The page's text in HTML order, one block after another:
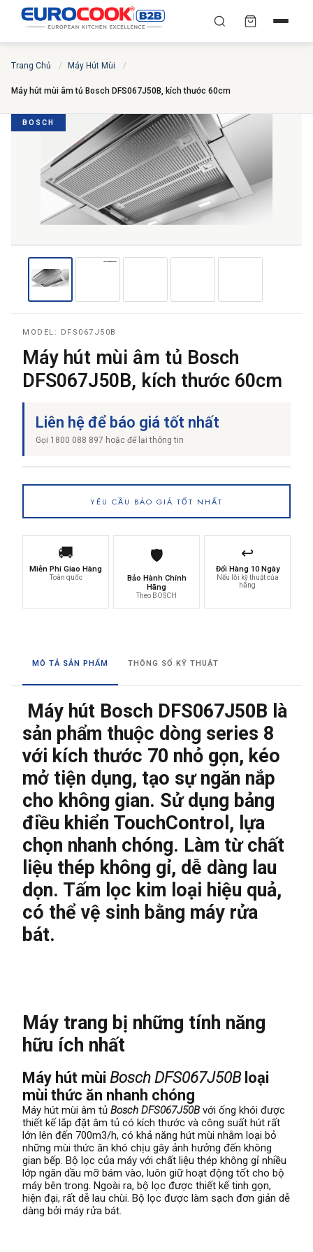
YÊU CẦU BÁO GIÁ TỐT
NHẤT
SỐ ĐIỆN THOẠI*
THÀNH PHỐ
THƯƠNG HIỆU
→ GỬI YÊU CẦU BÁO GIÁ
Trang Chủ / Máy Hút Mùi /
Máy hút mùi âm tủ Bosch DFS067J50B, kích thước 60cm
BOSCH
MODEL: DFS067J50B
Máy hút mùi âm tủ Bosch
DFS067J50B, kích thước 60cm
Liên hệ để báo giá tốt nhất
Gọi 1800 088 897 hoặc để lại thông tin
YÊU CẦU BÁO GIÁ TỐT NHẤT
🚚
Miễn Phí Giao Hàng
Toàn quốc
🛡️
Bảo Hành Chính
Hãng
Theo BOSCH
↩️
Đổi Hàng 10 Ngày
Nếu lỗi kỹ thuật của
hãng
MÔ TẢ SẢN PHẨM THÔNG SỐ KỸ THUẬT
Máy hút Bosch DFS067J50B là
sản phẩm thuộc dòng series 8
với kích thước 70 nhỏ gọn, kéo
mở tiện dụng, tạo sự ngăn nắp
cho không gian. Sử dụng bảng
điều khiển TouchControl, lựa
chọn nhanh chóng. Làm từ chất
liệu thép không gỉ, dễ dàng lau
dọn. Tấm lọc kim loại hiệu quả,
có thể vệ sinh bằng máy rửa
bát.
Máy trang bị những tính năng
hữu ích nhất
Máy hút mùi Bosch DFS067J50Bloại
mùi thức ăn nhanh chóng
Máy hút mùi âm tủ Bosch DFS067J50B với ống khói được
thiết kế lắp đặt âm tủ có kích thước và công suất hút rất
lớn lên đến 700m3/h, có khả năng hút mùi nhằm loại bỏ
những mùi thức ăn khó chịu gây ảnh hưởng đến không
gian bếp. Bộ lọc của máy với chất liệu thép không gỉ nhiều
lớp ngăn dầu mỡ bám vào, luôn giữ hoạt động tốt cho bộ
máy bên trong. Ngoài ra, bộ lọc được thiết kế tinh gọn,
hiện đại, rất dễ lau chùi. Bộ lọc được làm sạch đơn giản dễ
dàng bởi máy rửa bát.